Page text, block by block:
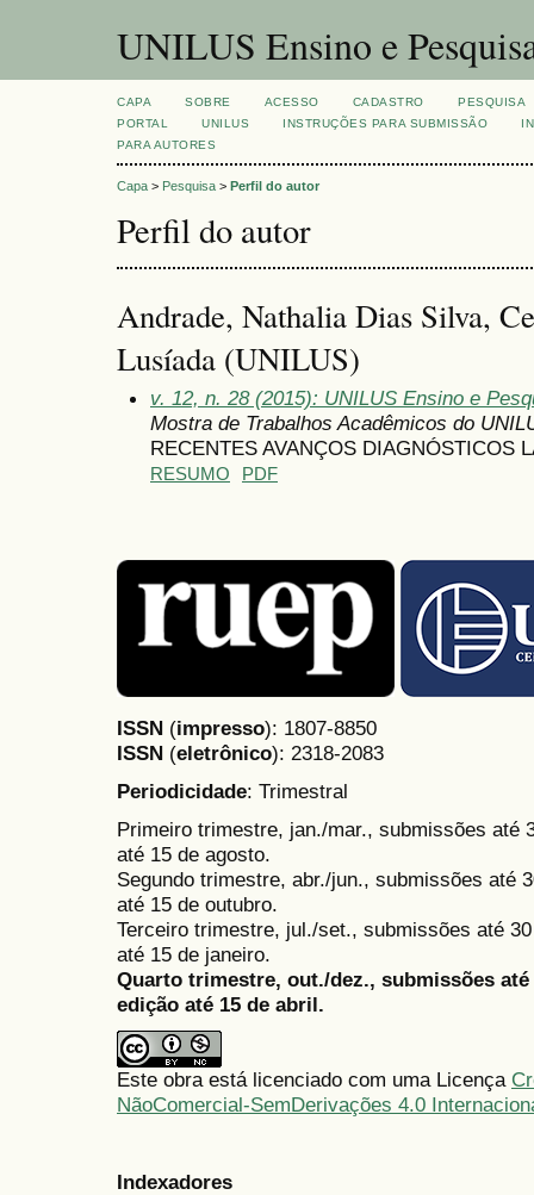
UNILUS Ensino e
CAPA SOBRE ACESSO CADASTRO
PESQUISA
PORTAL
UNILUS INSTRUÇÕES PARA SUBMISSÃO
PARA AUTORES
Capa > Pesquisa > Perfil do autor
Perfil do autor
Andrade, Nathalia Dias Silva,
Lusíada (UNILUS)
v. 12, n. 28 (2015): UNILUS Ensino e
Mostra de Trabalhos Acadêmicos do
RECENTES AVANÇOS DIAGNÓSTICOS
RESUMO PDF
ISSN (impresso): 1807-8850
ISSN (eletrônico): 2318-2083
Periodicidade: Trimestral
Primeiro trimestre, jan./mar., submissões até
até 15 de agosto.
Segundo trimestre, abr./jun., submissões até
até 15 de outubro.
Terceiro trimestre, jul./set., submissões até
até 15 de janeiro.
Quarto trimestre, out./dez., submissões
edição até 15 de abril.
Este obra está licenciado com uma Licença
NãoComercial-SemDerivações 4.0
Indexadores